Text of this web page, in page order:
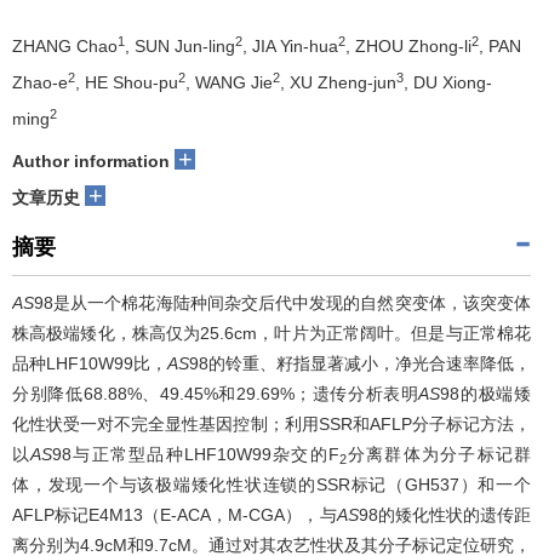
ZHANG Chao1 , SUN Jun-ling2 , JIA Yin-hua2 , ZHOU Zhong-li2
, PAN
Zhao-e2 , HE Shou-pu2 , WANG Jie2 , XU Zheng-jun3
, DU Xiong-
ming2
Author information +
文章历史 +
摘要
AS98是从一个棉花海陆种间杂交后代中发现的自然突变体，该突变体
株高极端矮化，株高仅为25.6cm，叶片为正常阔叶。但是与正常棉花
品种LHF10W99比， AS98的铃重、籽指显著减小，净光合速率降低，
分别降低68.88%、49.45%和29.69%；遗传分析表明AS98的极端矮
化性状受一对不完全显性基因控制；利用SSR和AFLP分子标记方法，
以AS98与正常型品种LHF10W99杂交的F2分离群体为分子标记群
体，发现一个与该极端矮化性状连锁的SSR标记（GH537）和一个
AFLP标记E4M13（E-ACA，M-CGA），与AS98的矮化性状的遗传距
离分别为4.9cM和9.7cM。通过对其农艺性状及其分子标记定位研究，